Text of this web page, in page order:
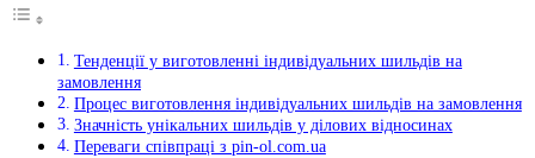
Тенденції у виготовленні індивідуальних шильдів на
замовлення
Процес виготовлення індивідуальних шильдів на замовлення
Значність унікальних шильдів у ділових відносинах
Переваги співпраці з pin-ol.com.ua